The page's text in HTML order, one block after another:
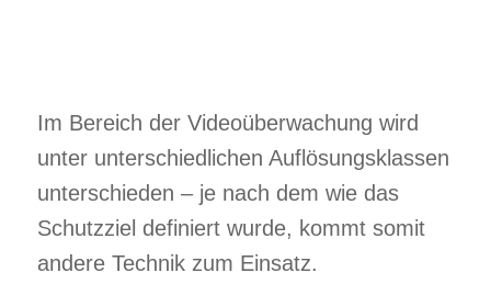
Im Bereich der Videoüberwachung wird
unter unterschiedlichen Auflösungsklassen
unterschieden – je nach dem wie das
Schutzziel definiert wurde, kommt somit
andere Technik zum Einsatz.